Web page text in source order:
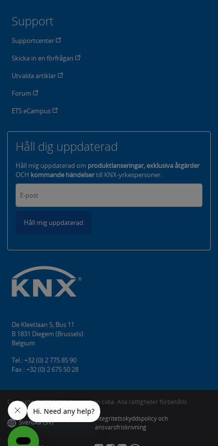
Support
Supportcenter
Skicka in en förfrågan
Utvalda artiklar
Forum
ETS eCampus
Håll dig uppdaterad
Håll mig uppdaterad om produktlanseringar, exklusiva åtgärder
OCH kommande händelsertill KNX-yrkespersoner.
Håll mig uppdaterad
De Kleetlaan 5, Bus 11
B 1831 Diegem (Brussels)
Belgium
Tel.: +32 (0) 2 775 85 90
Fax.: +32 (0) 2 675 50 28
Copyright ©️ 2026 KNX Association cvba. Alla rättigheter förbehålls.
Svenska (SV)
Integritetsskyddspolicy och
ansvarsfriskrivning